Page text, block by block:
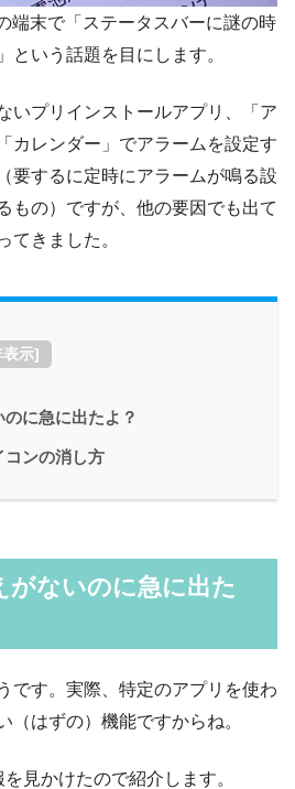
端末で「ステータスバーに謎の時
という話題を目にします。
いプリインストールアプリ、「ア
カレンダー」でアラームを設定す
要するに定時にアラームが鳴る設
もの）ですが、他の要因でも出て
てきました。
示]
に急に出たよ？
コンの消し方
がないのに急に出た
です。実際、特定のアプリを使わ
（はずの）機能ですからね。
見かけたので紹介します。